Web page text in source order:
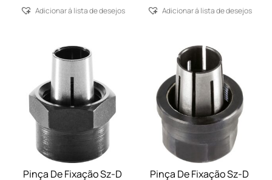
Adicionar á lista de desejos Adicionar á lista de desejos
Pinça De Fixação Sz-D
Pinça De Fixação Sz-D